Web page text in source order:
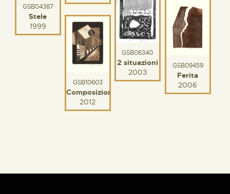
GSB04387
Stele
1999
GSB06340
2 situazioni
2003
GSB09459
Ferita
2006
GSB10603
Composizione
2012